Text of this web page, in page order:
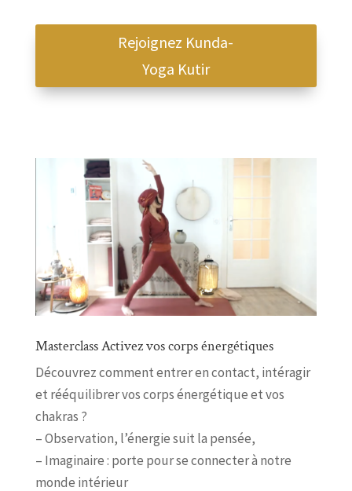
Rejoignez Kunda-
Yoga Kutir
Masterclass Activez vos corps énergétiques
Découvrez comment entrer en contact, intéragir
et rééquilibrer vos corps énergétique et vos
chakras ?
– Observation, l’énergie suit la pensée,
– Imaginaire : porte pour se connecter à notre
monde intérieur